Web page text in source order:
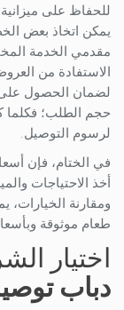
للحفاظ على
يمكن اتخاذ بعض
مقدمي الخدمة
الاستفادة من
لضمان الحصول
حجم الطلب؛ فكلما
لرسوم التوصيل.
في الختام، فإن
أخذ الاحتياجات
ومقارنة
طعام موثوقة
اختيار
دباب